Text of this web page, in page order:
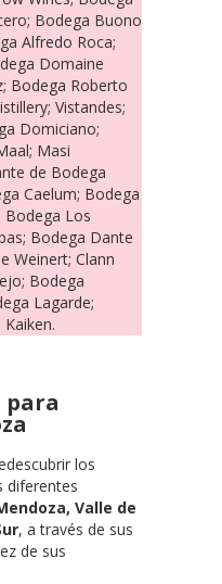
Bodega Buono
Alfredo Roca;
Domaine
Bodega Roberto
Vistandes;
Domiciano;
Masi
de Bodega
Caelum; Bodega
Bodega Los
Bodega Dante
Weinert; Clann
Bodega
Lagarde;
para
los
diferentes
Valle de
, a través de sus
de sus